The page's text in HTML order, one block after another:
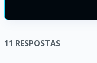
11 RESPOSTAS